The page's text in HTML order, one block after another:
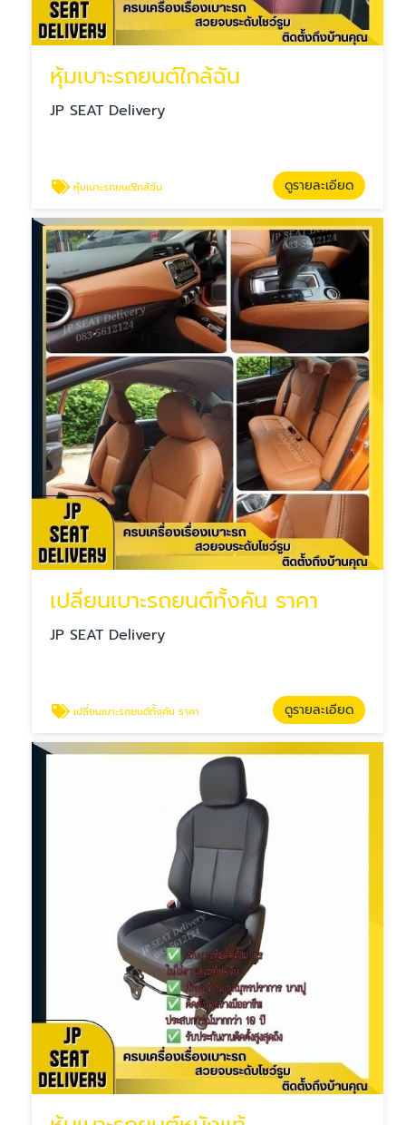
หุ้มเบาะรถยนต์ใกล้ฉัน
JP SEAT Delivery
หุ้มเบาะรถยนต์ใกล้ฉัน ดูรายละเอียด
เปลี่ยนเบาะรถยนต์ทั้งคัน ราคา
JP SEAT Delivery
เปลี่ยนเบาะรถยนต์ทั้งคัน ราคา ดูรายละเอียด